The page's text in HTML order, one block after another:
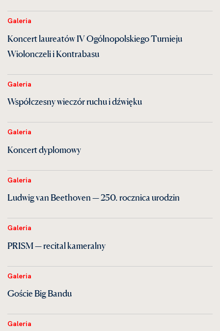
Galeria
Koncert laureatów IV Ogólnopolskiego Turnieju
Wiolonczeli i Kontrabasu
Galeria
Współczesny wieczór ruchu i dźwięku
Galeria
Koncert dyplomowy
Galeria
Ludwig van Beethoven — 250. rocznica urodzin
Galeria
PRISM — recital kameralny
Galeria
Goście Big Bandu
Galeria